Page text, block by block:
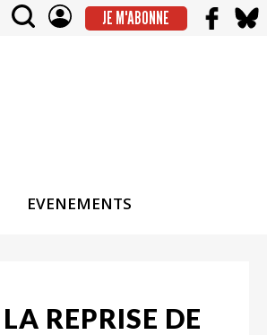
JE M'ABONNE
EVENEMENTS
REPRISE DE